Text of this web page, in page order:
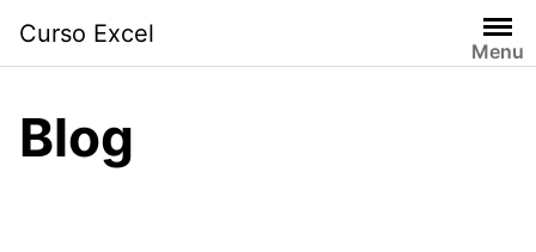
content
Curso Excel
Menu
Blog